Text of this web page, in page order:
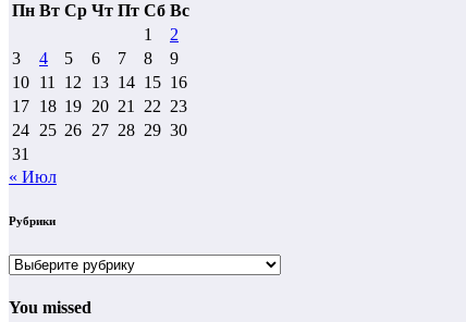
Пн Вт Ср Чт Пт Сб Вс
1
2
3
4 5 6 7 8
9
10 11 12 13 14 15 16
17 18 19 20 21 22 23
24 25 26 27 28 29 30
31
« Июл
Рубрики
Рубрики
You missed